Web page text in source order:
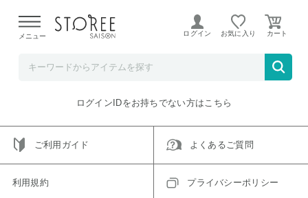
よる配送遅延が発生しております。
メニュー ログイン お気に入り
ご指定のアイテムは取り扱い終了、またはただいま取り扱い
トップへ戻る
ログインIDをお持ちでない方はこちら
ご利用ガイド よくあるご質問
利用規約 プライバシーポリシー